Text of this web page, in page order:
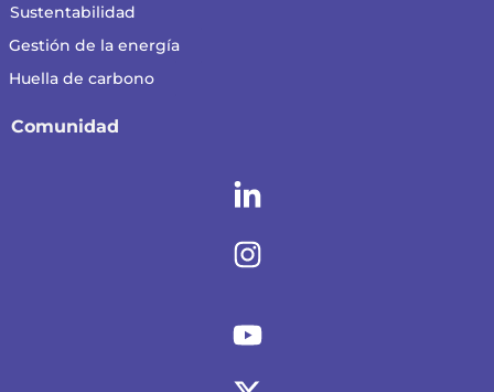
Sustentabilidad
Gestión de la energía
Huella de carbono
Comunidad